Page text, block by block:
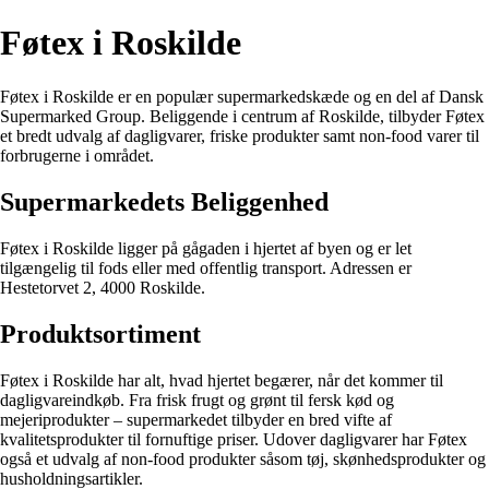
Føtex i Roskilde
Føtex i Roskilde er en populær supermarkedskæde og en del af Dansk
Supermarked Group. Beliggende i centrum af Roskilde, tilbyder Føtex
et bredt udvalg af dagligvarer, friske produkter samt non-food varer til
forbrugerne i området.
Supermarkedets Beliggenhed
Føtex i Roskilde ligger på gågaden i hjertet af byen og er let
tilgængelig til fods eller med offentlig transport. Adressen er
Hestetorvet 2, 4000 Roskilde.
Produktsortiment
Føtex i Roskilde har alt, hvad hjertet begærer, når det kommer til
dagligvareindkøb. Fra frisk frugt og grønt til fersk kød og
mejeriprodukter – supermarkedet tilbyder en bred vifte af
kvalitetsprodukter til fornuftige priser. Udover dagligvarer har Føtex
også et udvalg af non-food produkter såsom tøj, skønhedsprodukter og
husholdningsartikler.